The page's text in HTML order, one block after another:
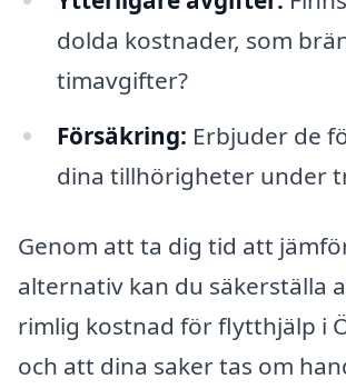
dolda kostnader, som
timavgifter?
Försäkring: Erbjuder de
dina tillhörigheter under
Genom att ta dig tid att
alternativ kan du säkerställa
rimlig kostnad för flytthjälp i
och att dina saker tas om